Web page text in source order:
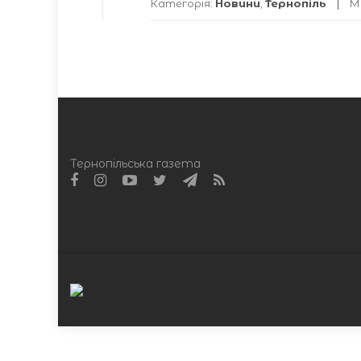
Категорія: Новини Тернопіль
Тернопільська газета